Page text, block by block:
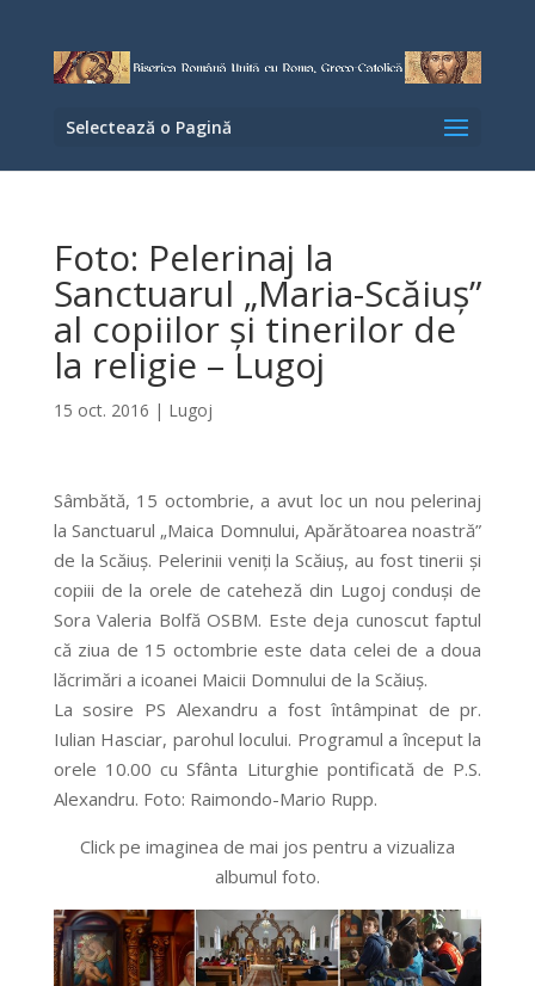
Selectează o Pagină
Foto: Pelerinaj la
Sanctuarul „Maria-Scăiuş”
al copiilor şi tinerilor de
la religie – Lugoj
15 oct. 2016 | Lugoj
Sâmbătă, 15 octombrie, a avut loc un nou pelerinaj
la Sanctuarul „Maica Domnului, Apărătoarea noastră”
de la Scăiuş. Pelerinii veniţi la Scăiuş, au fost tinerii şi
copiii de la orele de cateheză din Lugoj conduşi de
Sora Valeria Bolfă OSBM. Este deja cunoscut faptul
că ziua de 15 octombrie este data celei de a doua
lăcrimări a icoanei Maicii Domnului de la Scăiuş.
La sosire PS Alexandru a fost întâmpinat de pr.
Iulian Hasciar, parohul locului. Programul a început la
orele 10.00 cu Sfânta Liturghie pontificată de P.S.
Alexandru. Foto: Raimondo-Mario Rupp.
Click pe imaginea de mai jos pentru a vizualiza
albumul foto.